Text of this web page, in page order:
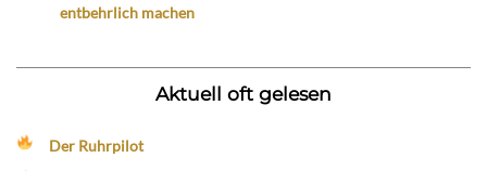
entbehrlich machen
Aktuell oft gelesen
Der Ruhrpilot